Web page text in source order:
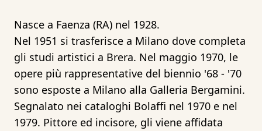
Nasce a Faenza (RA) nel 1928.
Nel 1951 si trasferisce a Milano dove completa
gli studi artistici a Brera. Nel maggio 1970, le
opere più rappresentative del biennio '68 - '70
sono esposte a Milano alla Galleria Bergamini.
Segnalato nei cataloghi Bolaffi nel 1970 e nel
1979. Pittore ed incisore, gli viene affidata